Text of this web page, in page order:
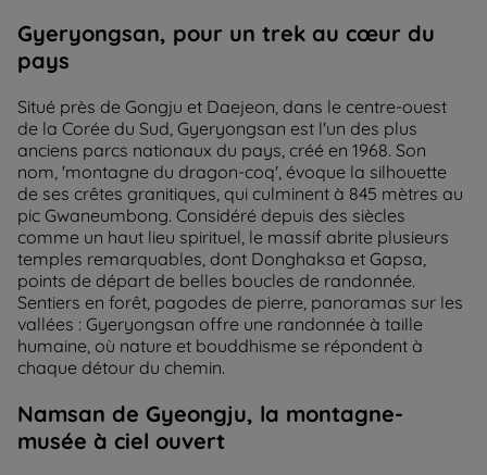
Gyeryongsan, pour un trek au cœur du
pays
Situé près de Gongju et Daejeon, dans le centre-ouest
de la Corée du Sud, Gyeryongsan est l'un des plus
anciens parcs nationaux du pays, créé en 1968. Son
nom, 'montagne du dragon-coq', évoque la silhouette
de ses crêtes granitiques, qui culminent à 845 mètres au
pic Gwaneumbong. Considéré depuis des siècles
comme un haut lieu spirituel, le massif abrite plusieurs
temples remarquables, dont Donghaksa et Gapsa,
points de départ de belles boucles de randonnée.
Sentiers en forêt, pagodes de pierre, panoramas sur les
vallées : Gyeryongsan offre une randonnée à taille
humaine, où nature et bouddhisme se répondent à
chaque détour du chemin.
Namsan de Gyeongju, la montagne-
musée à ciel ouvert